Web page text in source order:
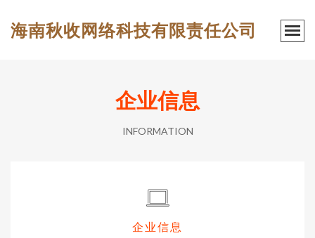
海南秋收网络科技有限责任公司
企业信息
INFORMATION
企业信息